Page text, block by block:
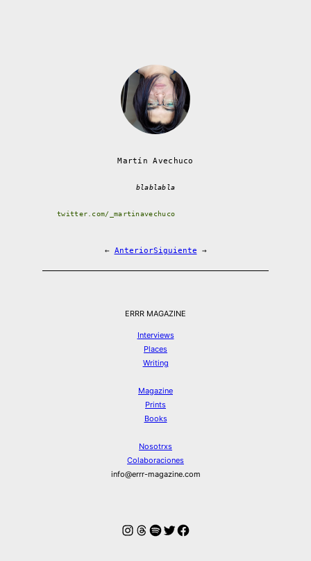
Martín Avechuco
blablabla
twitter.com/_martinavechuco
← AnteriorSiguiente →
ERRR MAGAZINE
Interviews
Places
Writing
Magazine
Prints
Books
Nosotrxs
Colaboraciones
info@errr-magazine.com
Instagram
Hilos
Spotify
Twitter
Facebook